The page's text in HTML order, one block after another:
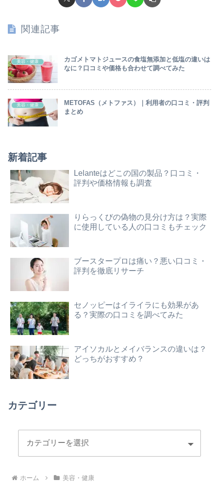
関連記事
美容・健康
カゴメトマトジュースの食塩無添加と低塩の違いは
なに？口コミや価格も合わせて調べてみた
美容・健康
METOFAS（メトファス）｜利用者の口コミ・評判
まとめ
新着記事
Lelanteはどこの国の製品？口コミ・
評判や価格情報も調査
りらっくびの偽物の見分け方は？実際
に使用している人の口コミもチェック
ブースタープロは痛い？悪い口コミ・
評判を徹底リサーチ
セノッピーはイライラにも効果があ
る？実際の口コミを調べてみた
アイソカルとメイバランスの違いは？
どっちがおすすめ？
カテゴリー
ホーム 美容・健康